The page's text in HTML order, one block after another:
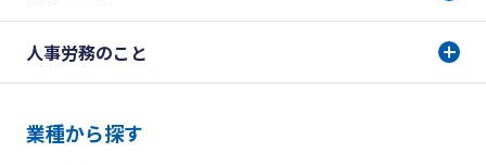
人事労務のこと
業種から探す